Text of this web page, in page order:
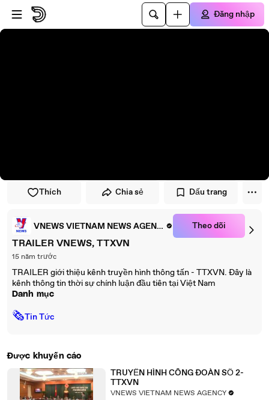
Đi đến trình phát
Đi đến nội dung chính
Đăng nhập
Thích Chia sẻ Dấu trang
VNEWS VIETNAM NEWS AGENCY Theo dõi
TRAILER VNEWS, TTXVN
15 năm trước
TRAILER giới thiệu kênh truyền hình thông tấn - TTXVN. Đây là
kênh thông tin thời sự chính luận đầu tiên tại Việt Nam
Danh mục
🗞Tin Tức
Được khuyến cáo
TRUYỀN HÌNH CÔNG ĐOÀN SỐ 2-
TTXVN
VNEWS VIETNAM NEWS AGENCY